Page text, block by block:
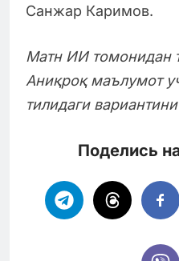
Санжар Каримов.
Матн ИИ томонидан
Аниқроқ маълумот
тилидаги
Поделись